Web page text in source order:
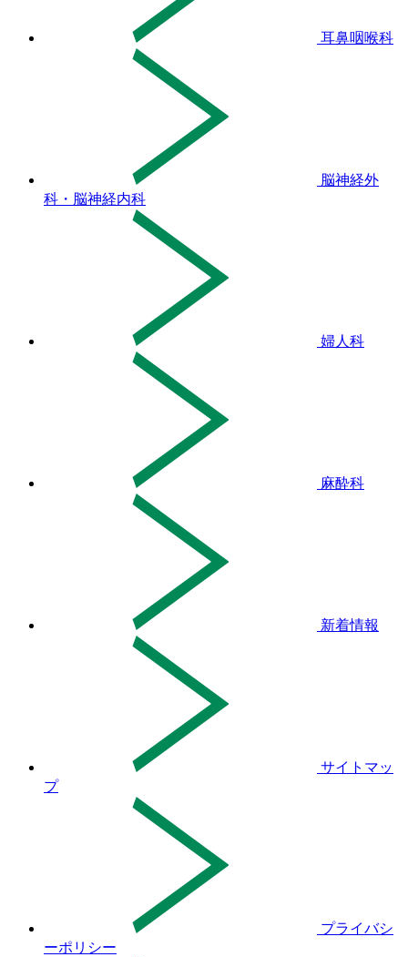
耳鼻咽喉科
脳神経外
科・脳神経内科
婦人科
麻酔科
新着情報
サイトマッ
プ
プライバシ
ーポリシー